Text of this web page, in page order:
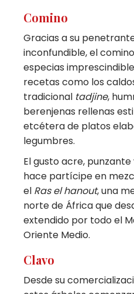
Comino
Gracias a su
inconfundible, el
especias
recetas como los
tradicional tadjine,
berenjenas rellenas
etcétera de platos
legumbres.
El gusto acre,
hace partícipe en
el Ras el hanout, una
norte de África que
extendido por todo el
Oriente Medio.
Clavo
Desde su